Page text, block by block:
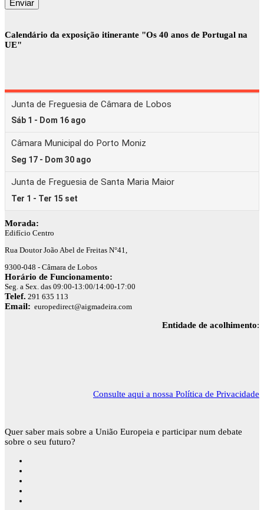
Calendário da exposição itinerante "Os 40 anos de Portugal na
UE"
Morada:
Edifício Centro
Rua Doutor João Abel de Freitas N°41,
9300-048 - Câmara de Lobos
Horário de Funcionamento:
Seg. a Sex. das 09:00-13:00/14:00-17:00
Telef. 291 635 113
Email: europedirect@aigmadeira.com
Entidade de acolhimento:
Consulte aqui a nossa Política de Privacidade
Quer saber mais sobre a União Europeia e participar num debate
sobre o seu futuro?